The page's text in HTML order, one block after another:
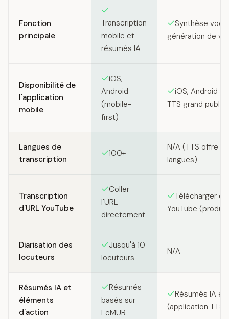
Fonction
principale
Transcription
mobile et
résumés IA
Synthèse
génération de
Disponibilité de
l'application
mobile
iOS,
Android
(mobile-
first)
iOS, Android
TTS grand public)
Langues de
transcription
100+
N/A (TTS offre
langues)
Transcription
d'URL YouTube
Coller
l'URL
directement
Télécharger
YouTube
Diarisation des
locuteurs
Jusqu'à 10
locuteurs
N/A
Résumés IA et
éléments
d'action
Résumés
basés sur
LeMUR
Résumés IA et
(application TTS